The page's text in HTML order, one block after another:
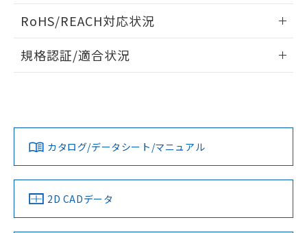
タイムチャート
A: 380mm以上、B: 300mm以上
検出物体の大きさと材質による影響
ドすることができます。
ログイン/会員登録
ダウンロードデータをご利用いただく前に、以下を必ずお読
みください。
ソフトウェアの使用条件
RoHS/REACH対応状況
EU RoHS 注意事項・凡例
対応済み
中国 RoHS 注意事項・凡例
規格認証/適合状況
LR型式承認
（イギリス
船舶規格）
DNV型式承認
（ノルウェー
BV型式承認
（フランス
KR型式
（韓国
No No No No
カタログ/データシート/マニュアル
2D CADデータ